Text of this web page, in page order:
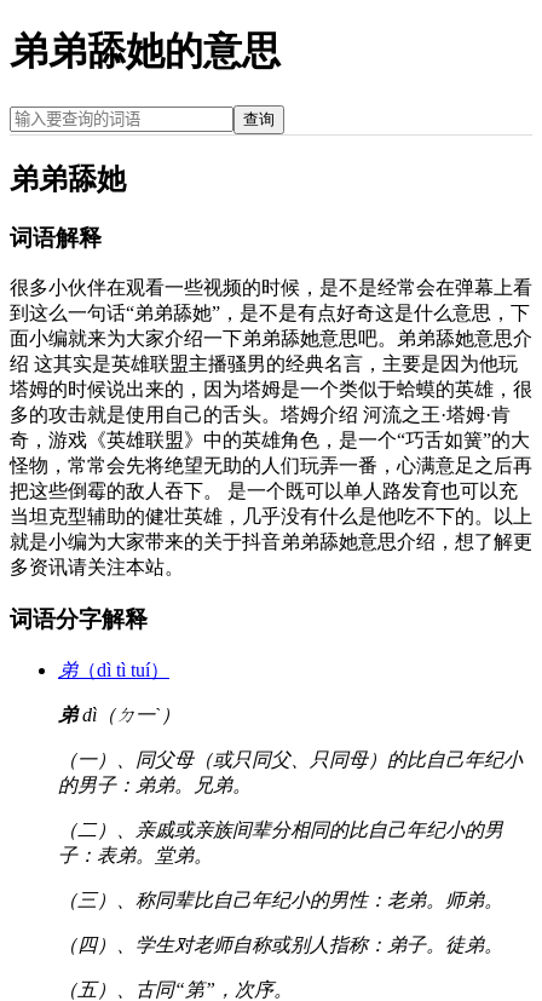
弟弟舔她的意思
查询
弟弟舔她
词语解释
很多小伙伴在观看一些视频的时候，是不是经常会在弹幕上看
到这么一句话“弟弟舔她”，是不是有点好奇这是什么意思，下
面小编就来为大家介绍一下弟弟舔她意思吧。弟弟舔她意思介
绍 这其实是英雄联盟主播骚男的经典名言，主要是因为他玩
塔姆的时候说出来的，因为塔姆是一个类似于蛤蟆的英雄，很
多的攻击就是使用自己的舌头。塔姆介绍 河流之王·塔姆·肯
奇，游戏《英雄联盟》中的英雄角色，是一个“巧舌如簧”的大
怪物，常常会先将绝望无助的人们玩弄一番，心满意足之后再
把这些倒霉的敌人吞下。 是一个既可以单人路发育也可以充
当坦克型辅助的健壮英雄，几乎没有什么是他吃不下的。以上
就是小编为大家带来的关于抖音弟弟舔她意思介绍，想了解更
多资讯请关注本站。
词语分字解释
弟（dì tì tuí）
弟dì（ㄉ一ˋ）
（一）、同父母（或只同父、只同母）的比自己年纪小
的男子：弟弟。兄弟。
（二）、亲戚或亲族间辈分相同的比自己年纪小的男
子：表弟。堂弟。
（三）、称同辈比自己年纪小的男性：老弟。师弟。
（四）、学生对老师自称或别人指称：弟子。徒弟。
（五）、古同“第”，次序。